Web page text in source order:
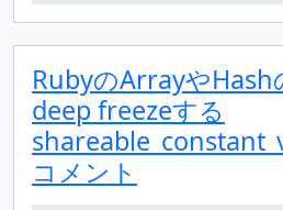
RubyのArrayやHash
deep freezeする
コメント